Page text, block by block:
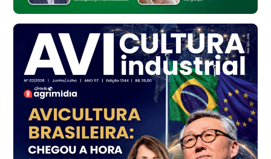
cx
Frango - Indicador
R$ 7,16
kg
Frango - Indicador
R$ 7,18
Trigo Atacado - Regional